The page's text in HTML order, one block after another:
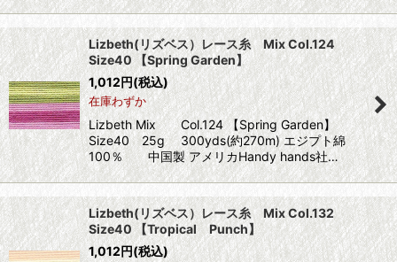
Lizbeth(リズベス）レース糸 Mix Col.124
Size40 【Spring Garden】
1,012円(税込)
在庫わずか
Lizbeth Mix Col.124 【Spring Garden】
Size40 25g 300yds(約270m) エジプト綿
100％ 中国製 アメリカHandy hands社…
Lizbeth(リズベス）レース糸 Mix Col.132
Size40 【Tropical Punch】
1,012円(税込)